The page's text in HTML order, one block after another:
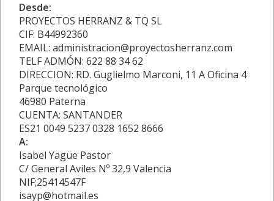
Desde:
PROYECTOS HERRANZ & TQ SL
CIF: B44992360
EMAIL: administracion@proyectosherranz.com
TELF ADMÓN: 622 88 34 62
DIRECCION: RD. Guglielmo Marconi, 11 A Oficina 4
Parque tecnológico
46980 Paterna
CUENTA: SANTANDER
ES21 0049 5237 0328 1652 8666
A:
Isabel Yagüe Pastor
C/ General Aviles Nº 32,9 Valencia
NIF;25414547F
isayp@hotmail.es